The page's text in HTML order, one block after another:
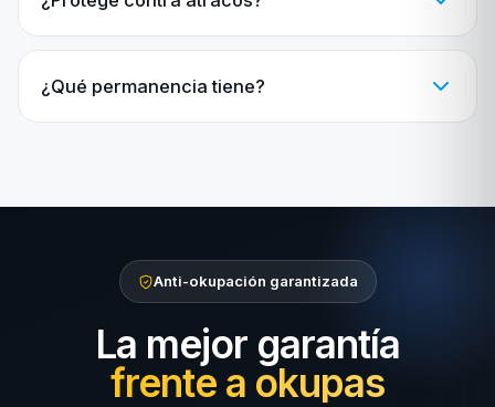
¿Qué permanencia tiene?
Anti-okupación garantizada
La mejor garantía
frente a okupas